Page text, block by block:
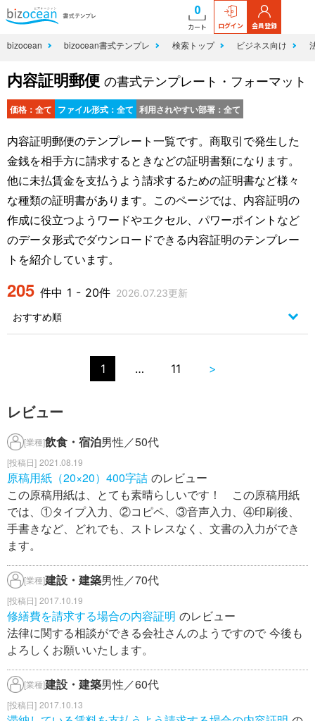
0
カート ログイン 会員登録
bizocean bizocean書式テンプレ 検索トップ ビジネス向け
内容証明郵便 の書式テンプレート・フォーマット
価格：全て ファイル形式：全て 利用されやすい部署：全て
内容証明郵便のテンプレート一覧です。商取引で発生した
金銭を相手方に請求するときなどの証明書類になります。
他に未払賃金を支払うよう請求するための証明書など様々
な種類の証明書があります。このページでは、内容証明の
作成に役立つようワードやエクセル、パワーポイントなど
のデータ形式でダウンロードできる内容証明のテンプレー
トを紹介しています。
205 件中 1 - 20件 2026.07.23更新
1 … 11 >
レビュー
[業種]飲食・宿泊男性／50代
2021.08.19
原稿用紙（20×20）400字詰 のレビュー
この原稿用紙は、とても素晴らしいです！ この原稿用紙
では、①タイプ入力、②コピペ、③音声入力、④印刷後、
手書きなど、どれでも、ストレスなく、文書の入力ができ
ます。
[業種]建設・建築男性／70代
2017.10.19
修繕費を請求する場合の内容証明 のレビュー
法律に関する相談ができる会社さんのようですので 今後も
よろしくお願いいたします。
[業種]建設・建築男性／60代
2017.10.13